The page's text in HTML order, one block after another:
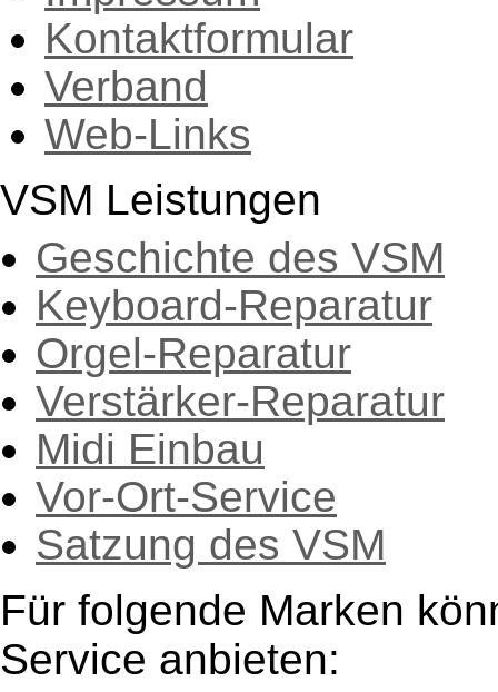
Kontaktformular
Verband
Web-Links
VSM Leistungen
Geschichte des VSM
Keyboard-Reparatur
Orgel-Reparatur
Verstärker-Reparatur
Midi Einbau
Vor-Ort-Service
Satzung des VSM
Für folgende Marken
Service anbieten: